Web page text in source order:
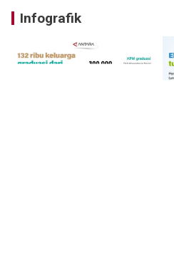
Infografik